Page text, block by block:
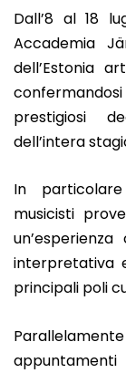
Dall’8 al 18
Accademia
dell’Estonia
prestigiosi
dell’intera
In
musicisti
interpretativa
principali poli